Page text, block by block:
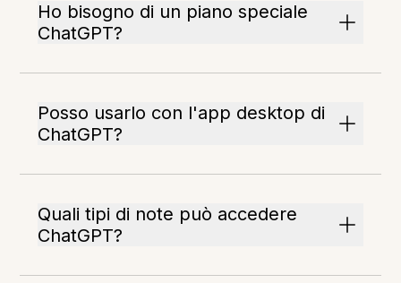
Ho bisogno di un piano speciale
ChatGPT?
Posso usarlo con l'app desktop di
ChatGPT?
Quali tipi di note può accedere
ChatGPT?